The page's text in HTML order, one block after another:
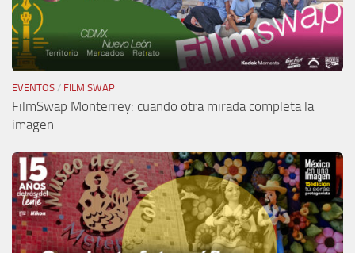
EVENTOS / FILM SWAP
FilmSwap Monterrey: cuando otra mirada completa la
imagen